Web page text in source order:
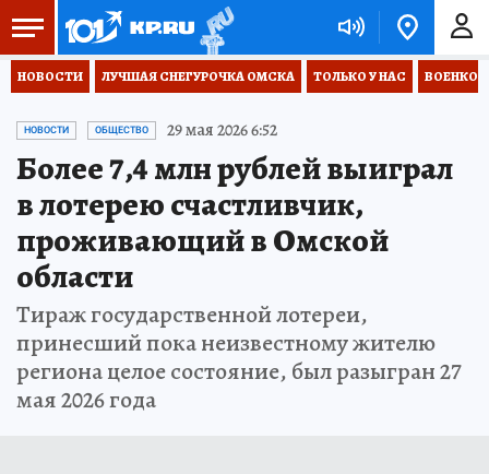
НОВОСТИ ЛУЧШАЯ СНЕГУРОЧКА ОМСКА ТОЛЬКО У НАС
НОВОСТИ ОБЩЕСТВО 29 мая 2026 6:52
Более 7,4 млн рублей выиграл
в лотерею счастливчик,
проживающий в Омской
области
Тираж государственной лотереи,
принесший пока неизвестному жителю
региона целое состояние, был разыгран 27
мая 2026 года